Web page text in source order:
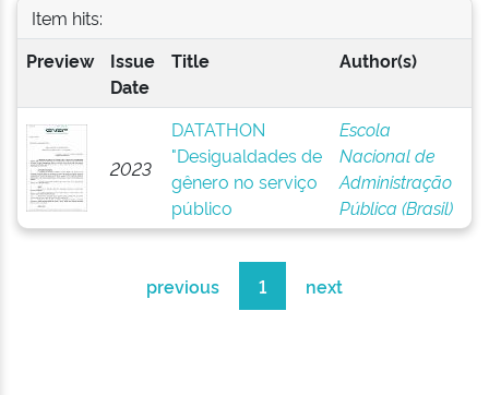
Item hits:
Preview
Issue
Date
Title Author(s)
2023
DATATHON
"Desigualdades de
gênero no serviço
público
Escola
Nacional de
Administração
Pública (Brasil)
previous 1 next